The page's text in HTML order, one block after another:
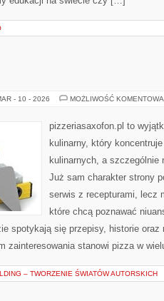
- 10 - 2026 MOŻLIWOŚĆ
pizzeriasaxofon.pl to
kulinarny, który
kulinarnych, a szczególnie
Już sam charakter strony
serwis z recepturami, lecz
które chcą poznawać
spotykają się przepisy, historie oraz
zainteresowania stanowi pizza w
– TWORZENIE ŚWIATÓW AUTORSKICH